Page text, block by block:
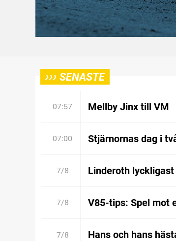
››› SENASTE
07:57 Mellby Jinx till VM
07:00 Stjärnornas dag i
7/8 Linderoth
7/8 V85-tips: Spel mot
7/8 Hans och hans